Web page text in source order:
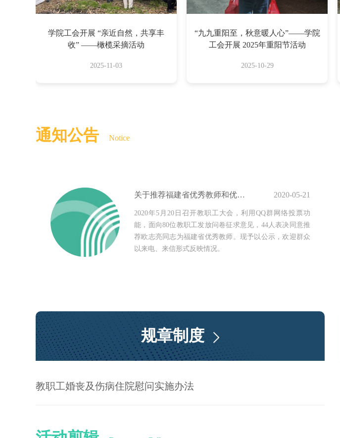
学院工会开展 “亲近自然，共享丰
收” ——橄榄采摘活动
2025-11-03
“九九重阳至，秋意暖人心”——学院
工会开展 2025年重阳节活动
2025-10-29
通知公告 Notice
关于推荐福建省优秀教师和优秀教育工作者候选人 公示 2020-05-21
2020年5月20日召开教职工大会，利用QQ群网络投票功
能，面向80位教职工发放问卷征求意见，44人表决同意推
荐欧志亮同志为福建省优秀教师。现予以公示，欢迎群众
以来电、来信形式反映情况。
规章制度
教职工婚丧及伤病住院慰问实施办法